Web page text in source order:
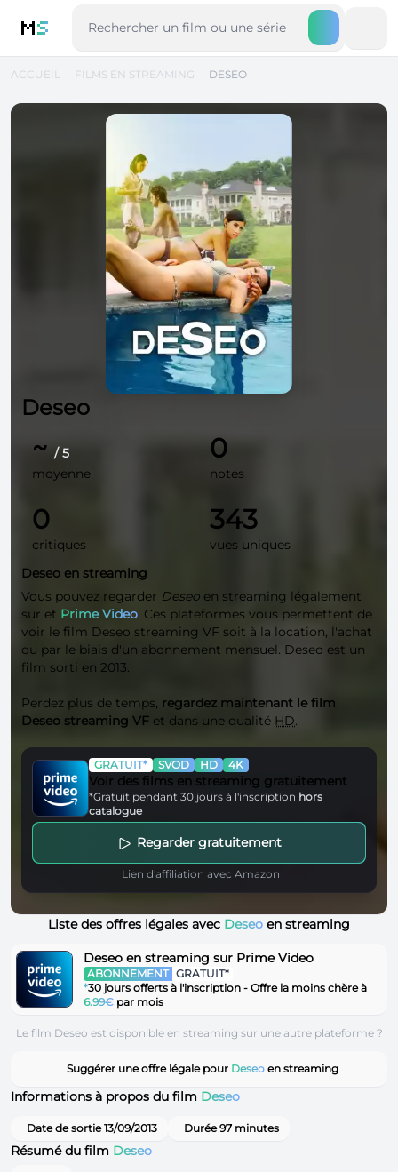
MS
ACCUEIL FILMS EN STREAMING DESEO
Deseo
~ / 5
moyenne
0
notes
0
critiques
343
vues uniques
Deseo en streaming
Vous pouvez regarder Deseo en streaming légalement
sur et Prime Video. Ces plateformes vous permettent de
voir le film Deseo streaming VF soit à la location, l'achat
ou par le biais d'un abonnement mensuel. Deseo est un
film sorti en 2013.
Perdez plus de temps, regardez maintenant le film
Deseo streaming VF et dans une qualité HD.
GRATUIT* SVOD HD 4K
Voir des films en streaming gratuitement
*Gratuit pendant 30 jours à l'inscription hors
catalogue
Regarder gratuitement
Lien d'affiliation avec Amazon
Liste des offres légales avec Deseo en streaming
Deseo en streaming sur Prime Video
ABONNEMENT GRATUIT*
*30 jours offerts à l'inscription - Offre la moins chère à
6.99€ par mois
Le film Deseo est disponible en streaming sur une autre plateforme ?
Suggérer une offre légale pour Deseo en streaming
Informations à propos du film Deseo
Date de sortie 13/09/2013 Durée 97 minutes
Résumé du film Deseo